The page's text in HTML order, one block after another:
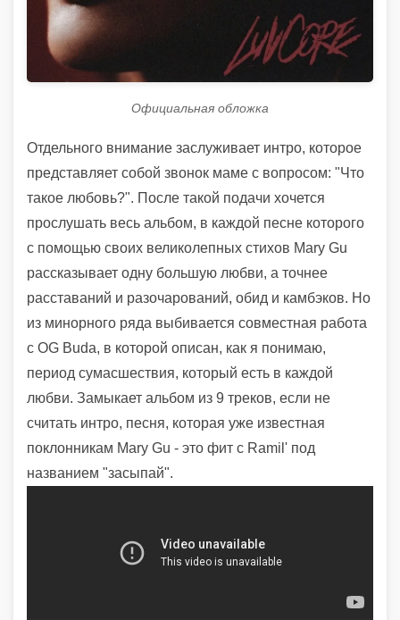
Официальная обложка
Отдельного внимание заслуживает интро, которое
представляет собой звонок маме с вопросом: "Что
такое любовь?". После такой подачи хочется
прослушать весь альбом, в каждой песне которого
с помощью своих великолепных стихов Mary Gu
рассказывает одну большую любви, а точнее
расставаний и разочарований, обид и камбэков. Но
из минорного ряда выбивается совместная работа
с OG Buda, в которой описан, как я понимаю,
период сумасшествия, который есть в каждой
любви. Замыкает альбом из 9 треков, если не
считать интро, песня, которая уже известная
поклонникам Mary Gu - это фит с Ramil' под
названием "засыпай".